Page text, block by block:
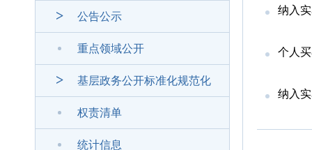
公告公示
重点领域公开
基层政务公开标准化规范化
权责清单
统计信息
纳入
个人
纳入